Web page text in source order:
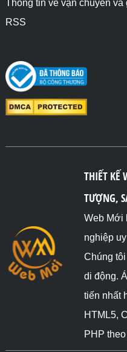
Thông tin về vận chuyển và
RSS
THIẾT KẾ
TƯỢNG,
Web Mới
nghiệp
Chúng
di động.
tiến nhất
HTML5,
PHP